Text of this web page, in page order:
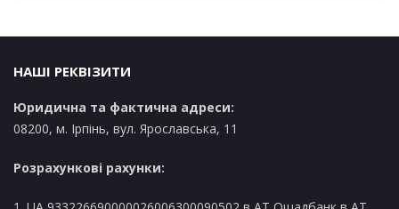
НАШІ РЕКВІЗИТИ
Юридична та фактична адреси:
08200, м. Ірпінь, вул. Ярославська, 11
Розрахункові рахунки: